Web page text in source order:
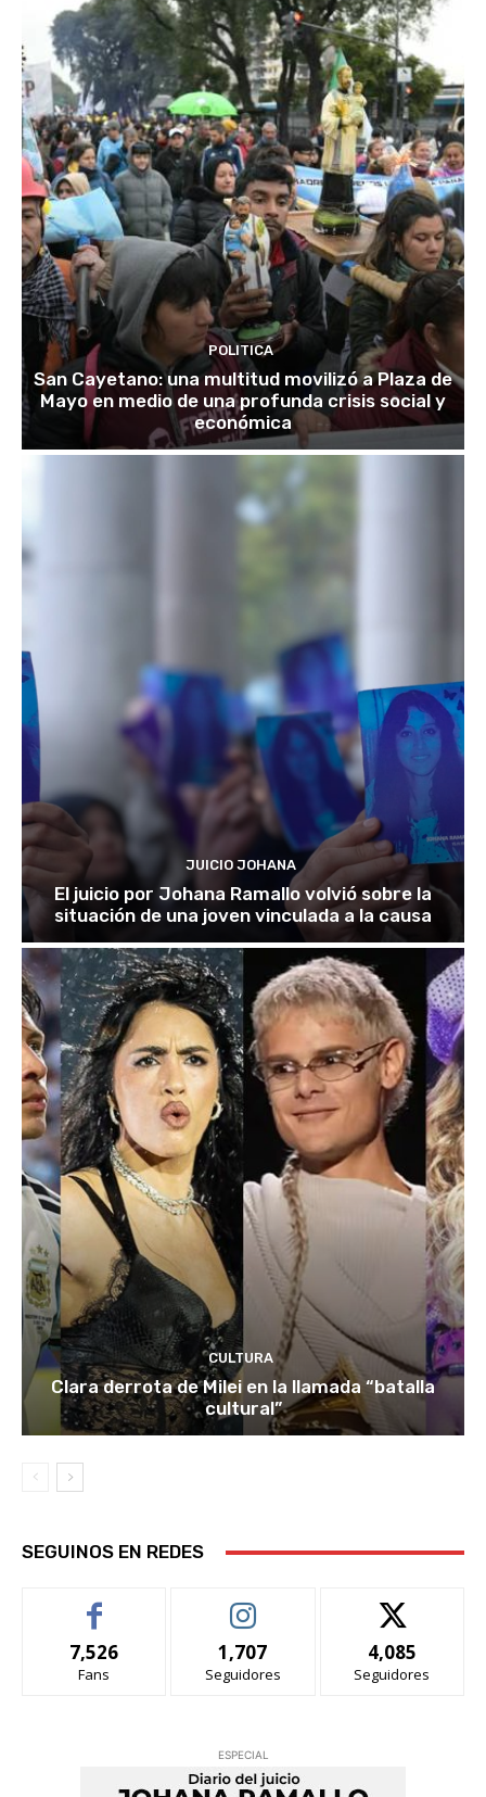
POLITICA
San Cayetano: una multitud movilizó a Plaza de
Mayo en medio de una profunda crisis social y
económica
JUICIO JOHANA
El juicio por Johana Ramallo volvió sobre la
situación de una joven vinculada a la causa
CULTURA
Clara derrota de Milei en la llamada “batalla
cultural”
SEGUINOS EN REDES
7,526
Fans
1,707
Seguidores
4,085
Seguidores
ESPECIAL